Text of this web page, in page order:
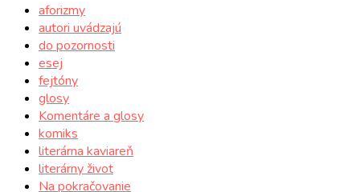
aforizmy
autori uvádzajú
do pozornosti
esej
fejtóny
glosy
Komentáre a glosy
komiks
literárna kaviareň
literárny život
Na pokračovanie